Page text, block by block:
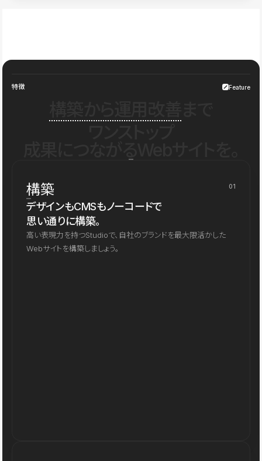
特徴 Feature
構築 01
デザインもCMSもノーコードで
思い通りに構築。
高い表現力を持つStudioで、自社のブランドを最大限活かした
Webサイトを構築しましょう。